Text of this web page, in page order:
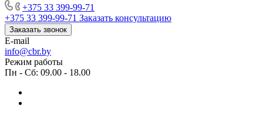
+375 33 399-99-71
+375 33 399-99-71 Заказать консультацию
Заказать звонок
E-mail
info@cbr.by
Режим работы
Пн - Сб: 09.00 - 18.00